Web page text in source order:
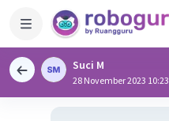
Suci M
28 November 2023 10:23